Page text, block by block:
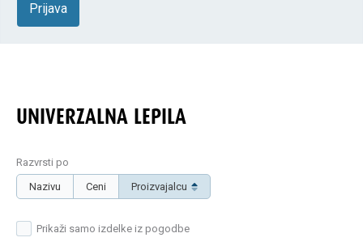
Prijava
UNIVERZALNA LEPILA
Razvrsti po
Nazivu
Ceni Proizvajalcu
Prikaži samo izdelke iz pogodbe